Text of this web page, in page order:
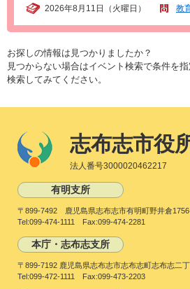
2026年8月11日（火曜日） 教
お探しの情報は見つかりましたか？
見つからない場合はイベント検索で条件を
検索してみてください。
志布志市役
法人番号3000020462217
有明支所
〒899-7492 鹿児島県志布志市有明町野井倉
Tel:099-474-1111 Fax:099-474-2281
本庁・志布志支所
〒899-7192 鹿児島県志布志市志布志町志布志二
Tel:099-472-1111 Fax:099-473-2203